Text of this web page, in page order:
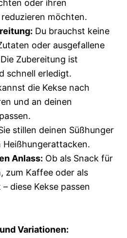
oder ihren
möchten.
Du brauchst keine
oder ausgefallene
Zubereitung ist
schnell erledigt.
die Kekse nach
und an deinen
stillen deinen Süßhunger
Heißhungerattacken.
Anlass: Ob als Snack für
zum Kaffee oder als
diese Kekse passen
Variationen: